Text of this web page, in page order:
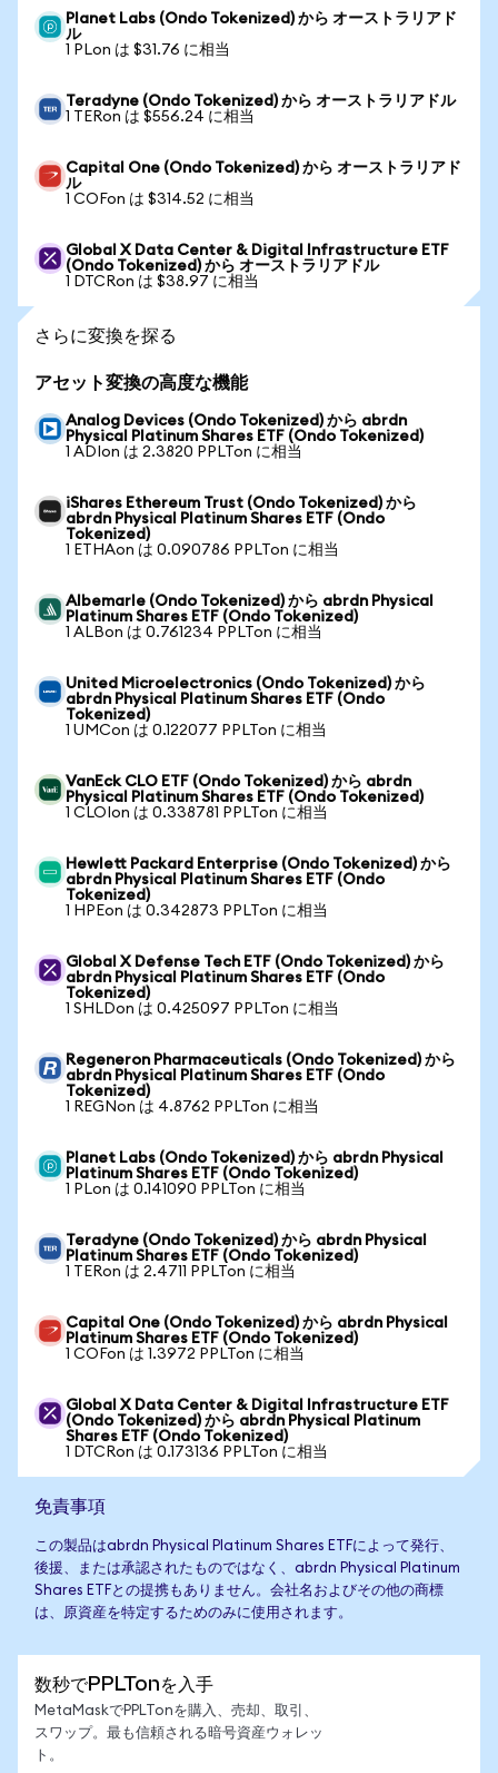
Planet Labs (Ondo Tokenized) から オーストラリアド
ル
1 PLon は $31.76 に相当
Teradyne (Ondo Tokenized) から オーストラリアドル
1 TERon は $556.24 に相当
Capital One (Ondo Tokenized) から オーストラリアド
ル
1 COFon は $314.52 に相当
Global X Data Center & Digital Infrastructure ETF
(Ondo Tokenized) から オーストラリアドル
1 DTCRon は $38.97 に相当
さらに変換を探る
アセット変換の高度な機能
Analog Devices (Ondo Tokenized) から abrdn
Physical Platinum Shares ETF (Ondo Tokenized)
1 ADIon は 2.3820 PPLTon に相当
iShares Ethereum Trust (Ondo Tokenized) から
abrdn Physical Platinum Shares ETF (Ondo
Tokenized)
1 ETHAon は 0.090786 PPLTon に相当
Albemarle (Ondo Tokenized) から abrdn Physical
Platinum Shares ETF (Ondo Tokenized)
1 ALBon は 0.761234 PPLTon に相当
United Microelectronics (Ondo Tokenized) から
abrdn Physical Platinum Shares ETF (Ondo
Tokenized)
1 UMCon は 0.122077 PPLTon に相当
VanEck CLO ETF (Ondo Tokenized) から abrdn
Physical Platinum Shares ETF (Ondo Tokenized)
1 CLOIon は 0.338781 PPLTon に相当
Hewlett Packard Enterprise (Ondo Tokenized) から
abrdn Physical Platinum Shares ETF (Ondo
Tokenized)
1 HPEon は 0.342873 PPLTon に相当
Global X Defense Tech ETF (Ondo Tokenized) から
abrdn Physical Platinum Shares ETF (Ondo
Tokenized)
1 SHLDon は 0.425097 PPLTon に相当
Regeneron Pharmaceuticals (Ondo Tokenized) から
abrdn Physical Platinum Shares ETF (Ondo
Tokenized)
1 REGNon は 4.8762 PPLTon に相当
Planet Labs (Ondo Tokenized) から abrdn Physical
Platinum Shares ETF (Ondo Tokenized)
1 PLon は 0.141090 PPLTon に相当
Teradyne (Ondo Tokenized) から abrdn Physical
Platinum Shares ETF (Ondo Tokenized)
1 TERon は 2.4711 PPLTon に相当
Capital One (Ondo Tokenized) から abrdn Physical
Platinum Shares ETF (Ondo Tokenized)
1 COFon は 1.3972 PPLTon に相当
Global X Data Center & Digital Infrastructure ETF
(Ondo Tokenized) から abrdn Physical Platinum
Shares ETF (Ondo Tokenized)
1 DTCRon は 0.173136 PPLTon に相当
免責事項
この製品はabrdn Physical Platinum Shares ETFによって発行、
後援、または承認されたものではなく、abrdn Physical Platinum
Shares ETFとの提携もありません。会社名およびその他の商標
は、原資産を特定するためのみに使用されます。
数秒でPPLTonを入手
MetaMaskでPPLTonを購入、売却、取引、
スワップ。最も信頼される暗号資産ウォレッ
ト。